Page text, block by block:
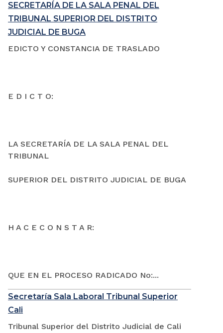
SECRETARÍA DE LA SALA PENAL DEL
TRIBUNAL SUPERIOR DEL DISTRITO
JUDICIAL DE BUGA
EDICTO Y CONSTANCIA DE TRASLADO
E D I C T O:
LA SECRETARÍA DE LA SALA PENAL DEL
TRIBUNAL
SUPERIOR DEL DISTRITO JUDICIAL DE BUGA
H A C E C O N S T A R:
QUE EN EL PROCESO RADICADO No:...
Secretaría Sala Laboral Tribunal Superior
Cali
Tribunal Superior del Distrito Judicial de Cali